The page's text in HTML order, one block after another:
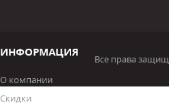
ИНФОРМАЦИЯ
О компании
Скидки
Все права